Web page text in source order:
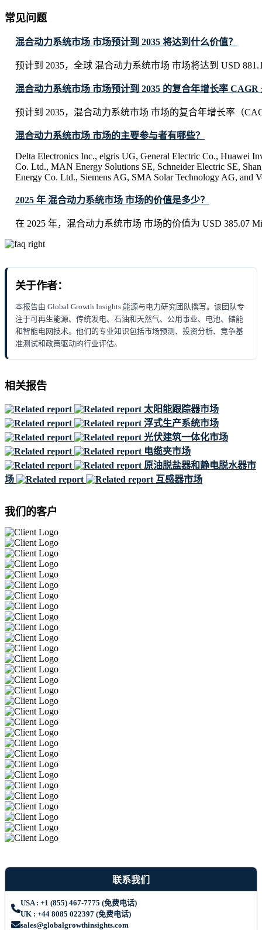
常见问题
混合动力系统市场 市场预计到 2035 将达到什么价值？
预计到 2035，全球 混合动力系统市场 市场将达到 USD
混合动力系统市场 市场预计到 2035 的复合年增长率 CAGR
预计到 2035，混合动力系统市场 市场的复合年增长率（
混合动力系统市场 市场的主要参与者有哪些？
Delta Electronics Inc., elgris UG, General Electric Co., Huawei
Co. Ltd., MAN Energy Solutions SE, Schneider Electric SE,
Energy Co. Ltd., Siemens AG, SMA Solar Technology AG, and
2025 年 混合动力系统市场 市场的价值是多少？
在 2025 年，混合动力系统市场 市场的价值为 USD 385.07
关于作者：
本报告由 Global Growth Insights 能源与电力研究团队撰写。该团队专
注于可再生能源、传统发电、石油和天然气、公用事业、电池、储能
和智能电网技术。他们的专业知识包括市场预测、投资分析、竞争基
准测试和政策驱动的行业评估。
相关报告
太阳能跟踪器市场
浮式生产系统市场
光伏建筑一体化市场
电缆夹市场
原油脱盐器和静电脱水器市
场
互感器市场
我们的客户
联系我们
USA : +1 (855) 467-7775 (免费电话)
UK : +44 8085 022397 (免费电话)
sales@globalgrowthinsights.com